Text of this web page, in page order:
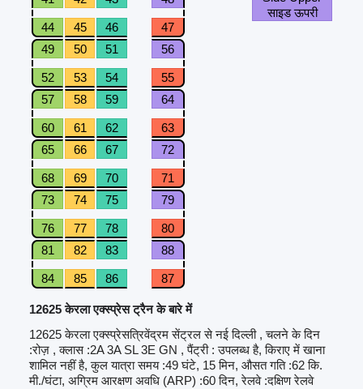
44 45 46
47
49
50 51 56
52 53 54
55
57
58 59 64
60 61 62
63
65
66 67 72
68 69 70
71
73
74 75 79
76 77 78
80
81
82 83 88
84 85 86 87
साइड ऊपरी
12625 केरला एक्स्प्रेस ट्रैन के बारे में
12625 केरला एक्स्प्रेसत्रिवेंद्रम सेंट्रल से नई दिल्ली , चलने के दिन
:रोज़ , क्लास :2A 3A SL 3E GN , पैंट्री : उपलब्ध है, किराए में खाना
शामिल नहीं है, कुल यात्रा समय :49 घंटे, 15 मिन, औसत गति :62 कि.
मी./घंटा, अग्रिम आरक्षण अवधि (ARP) :60 दिन, रेलवे :दक्षिण रेलवे